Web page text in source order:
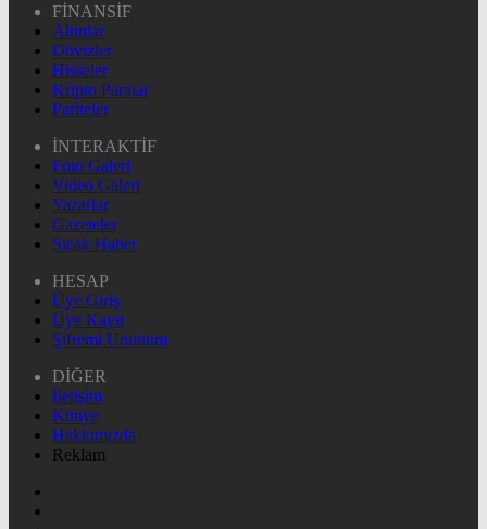
FİNANSİF
Altınlar
Dövizler
Hisseler
Kripto Paralar
Pariteler
İNTERAKTİF
Foto Galeri
Video Galeri
Yazarlar
Gazeteler
Sıcak Haber
HESAP
Üye Giriş
Üye Kayıt
Şifremi Unuttum
DİĞER
İletişim
Künye
Hakkımızda
Reklam